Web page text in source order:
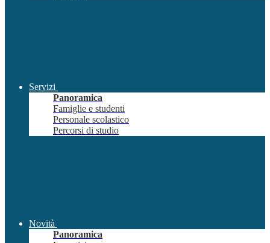
Servizi
Panoramica
Famiglie e studenti
Personale scolastico
Percorsi di studio
Novità
Panoramica